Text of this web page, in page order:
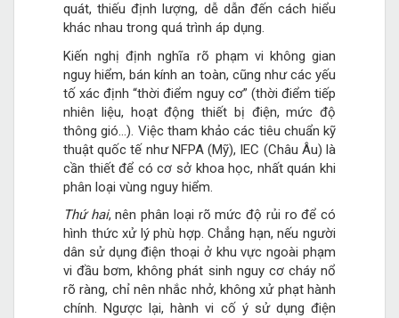
quát, thiếu định lượng, dễ dẫn đến cách hiểu
khác nhau trong quá trình áp dụng.
Kiến nghị định nghĩa rõ phạm vi không gian
nguy hiểm, bán kính an toàn, cũng như các yếu
tố xác định “thời điểm nguy cơ” (thời điểm tiếp
nhiên liệu, hoạt động thiết bị điện, mức độ
thông gió...). Việc tham khảo các tiêu chuẩn kỹ
thuật quốc tế như NFPA (Mỹ), IEC (Châu Âu) là
cần thiết để có cơ sở khoa học, nhất quán khi
phân loại vùng nguy hiểm.
Thứ hai, nên phân loại rõ mức độ rủi ro để có
hình thức xử lý phù hợp. Chẳng hạn, nếu người
dân sử dụng điện thoại ở khu vực ngoài phạm
vi đầu bơm, không phát sinh nguy cơ cháy nổ
rõ ràng, chỉ nên nhắc nhở, không xử phạt hành
chính. Ngược lại, hành vi cố ý sử dụng điện